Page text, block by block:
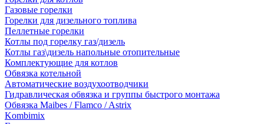
Газовые горелки
Горелки для дизельного топлива
Пеллетные горелки
Котлы под горелку газ/дизель
Котлы газ\дизель напольные отопительные
Комплектующие для котлов
Обвязка котельной
Автоматические воздухоотводчики
Гидравлическая обвязка и группы быстрого монтажа
Обвязка Maibes / Flamco / Astrix
Kombimix